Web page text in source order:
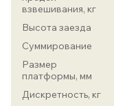
взвешивания, кг
Высота заезда
Суммирование
Размер
платформы, мм
Дискретность, кг